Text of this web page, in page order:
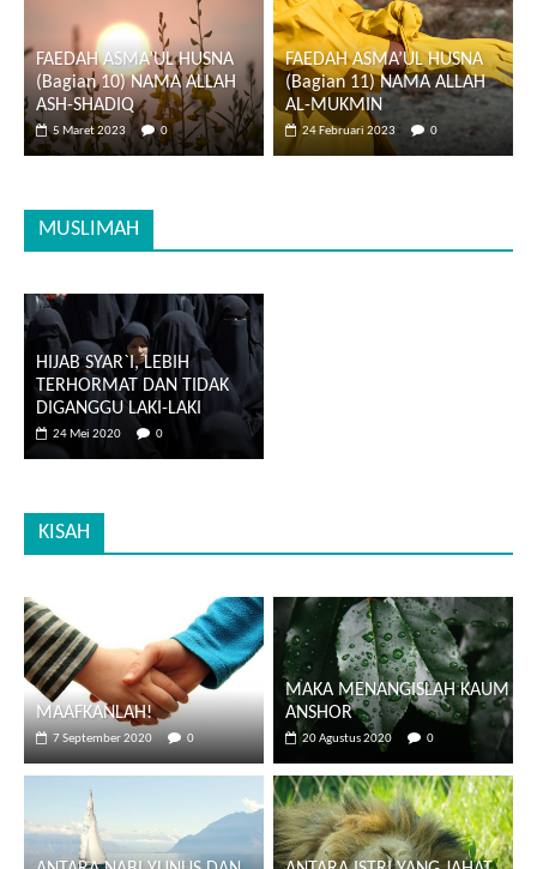
FAEDAH ASMA’UL HUSNA
(Bagian 10) NAMA ALLAH
ASH-SHADIQ
5 Maret 2023 0
FAEDAH ASMA’UL HUSNA
(Bagian 11) NAMA ALLAH
AL-MUKMIN
24 Februari 2023 0
MUSLIMAH
HIJAB SYAR`I, LEBIH
TERHORMAT DAN TIDAK
DIGANGGU LAKI-LAKI
24 Mei 2020 0
KISAH
MAAFKANLAH!
7 September 2020 0
MAKA MENANGISLAH KAUM
ANSHOR
20 Agustus 2020 0